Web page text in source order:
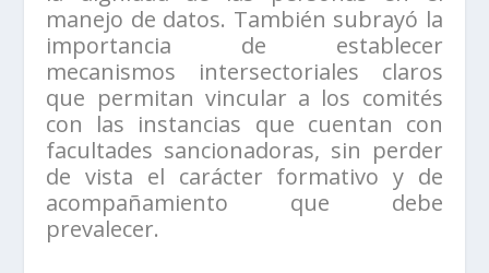
manejo de datos. También subrayó la
importancia de establecer
mecanismos intersectoriales claros
que permitan vincular a los comités
con las instancias que cuentan con
facultades sancionadoras, sin perder
de vista el carácter formativo y de
acompañamiento que debe
prevalecer.